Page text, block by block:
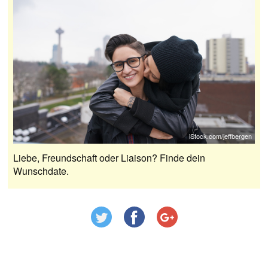
iStock.com/jeffbergen
Liebe, Freundschaft oder Liaison? Finde dein
Wunschdate.